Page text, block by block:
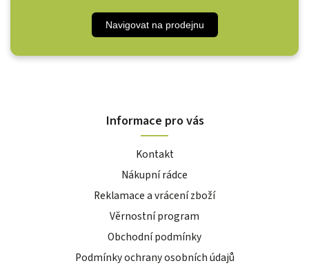
Navigovat na prodejnu
Informace pro vás
Kontakt
Nákupní rádce
Reklamace a vrácení zboží
Věrnostní program
Obchodní podmínky
Podmínky ochrany osobních údajů